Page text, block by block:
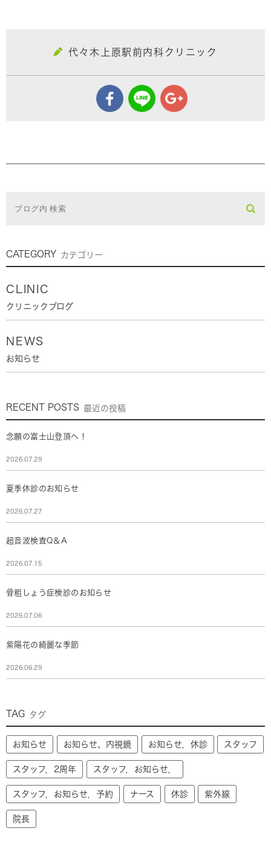
代々木上原駅前内科クリニック
CATEGORY カテゴリー
CLINIC
クリニックブログ
NEWS
お知らせ
RECENT POSTS 最近の投稿
念願の富士山登頂へ！
2026.07.29
夏季休診のお知らせ
2026.07.27
超音波検査Q＆A
2026.07.15
骨粗しょう症検診のお知らせ
2026.07.06
紫陽花の綺麗な季節
2026.06.29
TAG タグ
お知らせ お知らせ、内視鏡 お知らせ，休診 スタッフ
スタッフ，2周年 スタッフ，お知らせ，
スタッフ，お知らせ，予約 ナース 休診 紫外線
院長